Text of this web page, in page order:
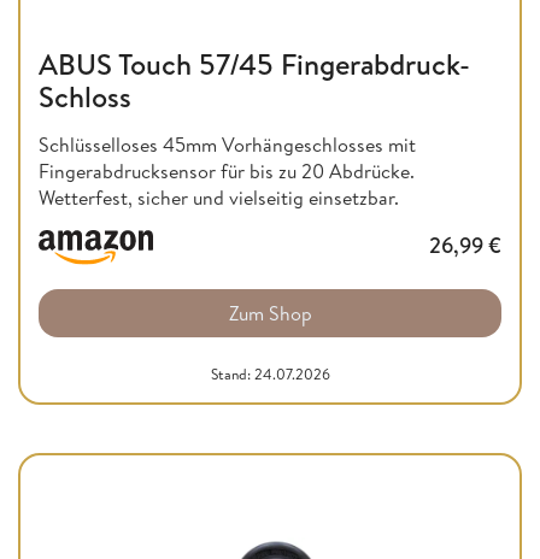
ABUS Touch 57/45 Fingerabdruck-
Schloss
Schlüsselloses 45mm Vorhängeschlosses mit
Fingerabdrucksensor für bis zu 20 Abdrücke.
Wetterfest, sicher und vielseitig einsetzbar.
26,99€
Zum Shop
Stand: 24.07.2026